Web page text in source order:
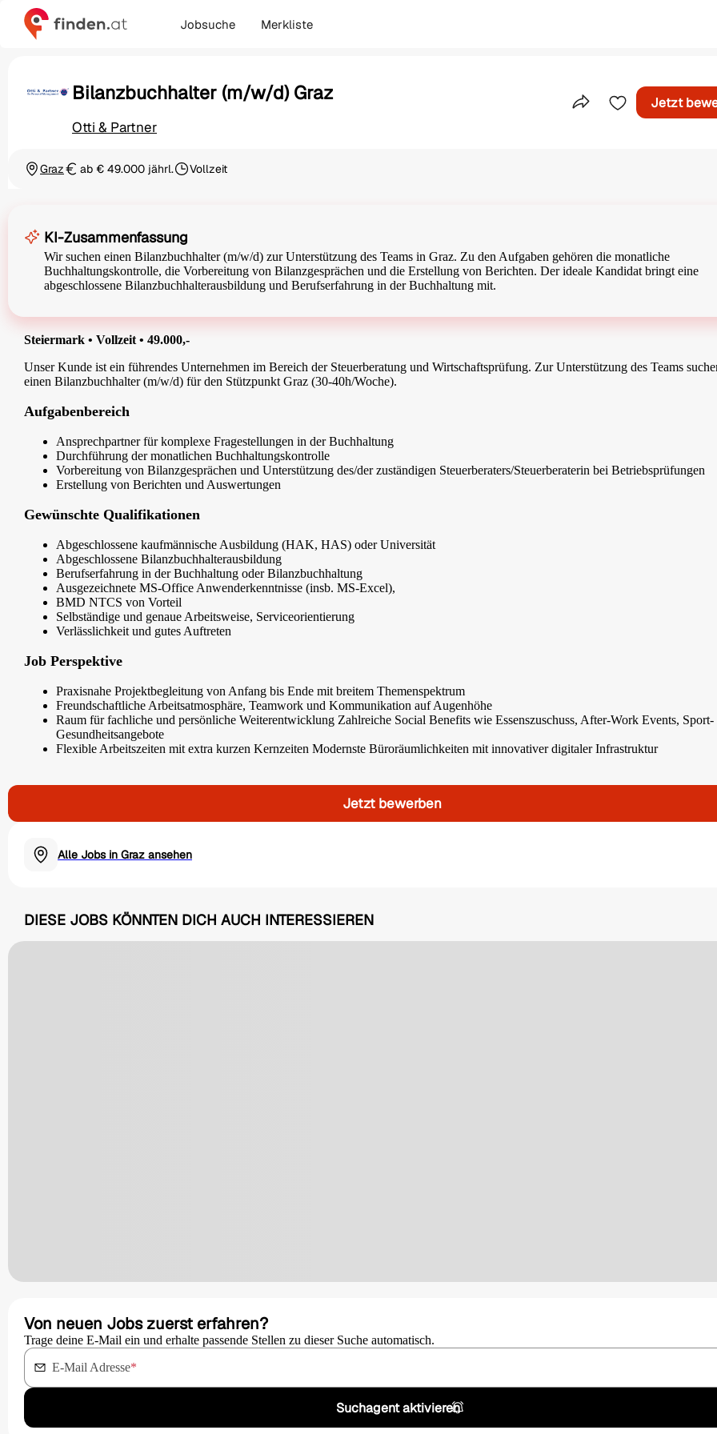
Jobsuche Merkliste
Bilanzbuchhalter (m/w/d) Graz
Otti & Partner
Teile dieses Inserat
Jetzt
Ortschaft
GrazGehaltab € 49.000 jährl.Beschäftigungsart
Vollzeit
KI-Zusammenfassung
Wir suchen einen Bilanzbuchhalter (m/w/d) zur Unterstützung des Teams in Graz. Zu den Aufgaben gehören die monatliche
Buchhaltungskontrolle, die Vorbereitung von Bilanzgesprächen und die Erstellung von Berichten. Der ideale Kandidat bringt eine
abgeschlossene Bilanzbuchhalterausbildung und Berufserfahrung in der Buchhaltung mit.
Steiermark • Vollzeit • 49.000,-
Unser Kunde ist ein führendes Unternehmen im Bereich der Steuerberatung und Wirtschaftsprüfung. Zur Unterstützung des Teams
einen Bilanzbuchhalter (m/w/d) für den Stützpunkt Graz (30-40h/Woche).
Aufgabenbereich
Ansprechpartner für komplexe Fragestellungen in der Buchhaltung
Durchführung der monatlichen Buchhaltungskontrolle
Vorbereitung von Bilanzgesprächen und Unterstützung des/der zuständigen Steuerberaters/Steuerberaterin bei Betriebsprüfungen
Erstellung von Berichten und Auswertungen
Gewünschte Qualifikationen
Abgeschlossene kaufmännische Ausbildung (HAK, HAS) oder Universität
Abgeschlossene Bilanzbuchhalterausbildung
Berufserfahrung in der Buchhaltung oder Bilanzbuchhaltung
Ausgezeichnete MS-Office Anwenderkenntnisse (insb. MS-Excel),
BMD NTCS von Vorteil
Selbständige und genaue Arbeitsweise, Serviceorientierung
Verlässlichkeit und gutes Auftreten
Job Perspektive
Praxisnahe Projektbegleitung von Anfang bis Ende mit breitem Themenspektrum
Freundschaftliche Arbeitsatmosphäre, Teamwork und Kommunikation auf Augenhöhe
Raum für fachliche und persönliche Weiterentwicklung Zahlreiche Social Benefits wie Essenszuschuss, After-Work Events, Sport-
Gesundheitsangebote
Flexible Arbeitszeiten mit extra kurzen Kernzeiten Modernste Büroräumlichkeiten mit innovativer digitaler Infrastruktur
Jetzt bewerben
Alle Jobs in Graz ansehen
DIESE JOBS KÖNNTEN DICH AUCH INTERESSIEREN
Von neuen Jobs zuerst erfahren?
Trage deine E-Mail ein und erhalte passende Stellen zu dieser Suche automatisch.
E-Mail Adresse*
Suchagent aktivieren